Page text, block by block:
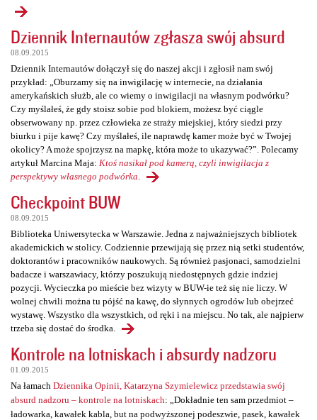
Dziennik Internautów zgłasza swój absurd
08.09.2015
Dziennik Internautów dołączył się do naszej akcji i zgłosił nam swój
przykład: „Oburzamy się na inwigilację w internecie, na działania
amerykańskich służb, ale co wiemy o inwigilacji na własnym podwórku?
Czy myślałeś, że gdy stoisz sobie pod blokiem, możesz być ciągle
obserwowany np. przez człowieka ze straży miejskiej, który siedzi przy
biurku i pije kawę? Czy myślałeś, ile naprawdę kamer może być w Twojej
okolicy? A może spojrzysz na mapkę, która może to ukazywać?”. Polecamy
artykuł Marcina Maja: Ktoś nasikał pod kamerą, czyli inwigilacja z
perspektywy własnego podwórka
Checkpoint BUW
08.09.2015
Biblioteka Uniwersytecka w Warszawie. Jedna z najważniejszych bibliotek
akademickich w stolicy. Codziennie przewijają się przez nią setki studentów,
doktorantów i pracowników naukowych. Są również pasjonaci, samodzielni
badacze i warszawiacy, którzy poszukują niedostępnych gdzie indziej
pozycji. Wycieczka po mieście bez wizyty w BUW-ie też się nie liczy. W
wolnej chwili można tu pójść na kawę, do słynnych ogrodów lub obejrzeć
wystawę. Wszystko dla wszystkich, od ręki i na miejscu. No tak, ale najpierw
trzeba się dostać do środka.
Kontrole na lotniskach i absurdy nadzoru
01.09.2015
Na łamach Dziennika Opinii, Katarzyna Szymielewicz przedstawia swój
absurd nadzoru – kontrole na lotniskach: „Dokładnie ten sam przedmiot –
ładowarka, kawałek kabla, but na podwyższonej podeszwie, pasek, kawałek